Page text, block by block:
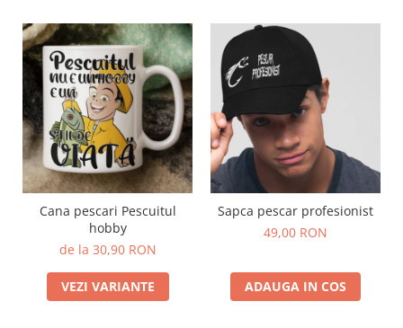
Cana pescari Pescuitul
hobby
de la 30,90 RON
VEZI VARIANTE
Sapca pescar profesionist
49,00 RON
ADAUGA IN COS